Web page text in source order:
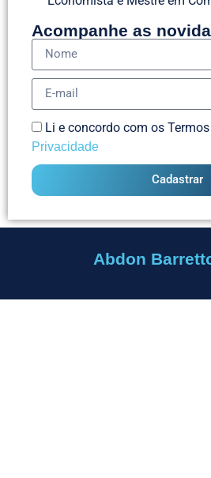
Acompanhe as
Li e concordo com os
Privacidade
Cadastrar
Abdon